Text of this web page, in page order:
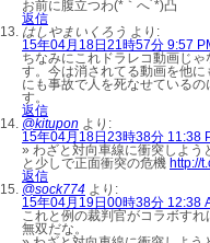
お前に腹立つわ(*｀へ´*)凸
返信
はしやまいくろう より:
15年04月18日21時57分 9:57
ちなみにこれドラレコ動画じ
す。今は消されてる動画を他
にも事故で人を死なせている
す。
返信
@kitupon より:
15年04月18日23時38分 11:38
» わざと対向車線に衝突しよ
と少しで正面衝突の危機 http://
返信
@sock774 より:
15年04月19日00時38分 12:38
これと例の裁判官がコラボすれ
無双だな。